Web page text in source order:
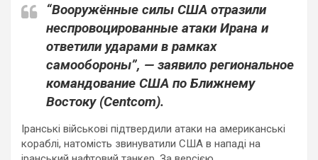
“Вооружённые силы США отразили
неспровоцированные атаки Ирана и
ответили ударами в рамках
самообороны”, — заявило региональное
командование США по Ближнему
Востоку (Centcom).
Іранські військові підтвердили атаки на американські
кораблі, натомість звинуватили США в нападі на